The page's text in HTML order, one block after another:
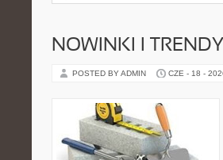
NOWINKI I
POSTED BY ADMIN CZE - 18 -